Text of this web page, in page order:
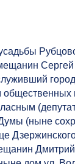
Сергей
(ныне
Дмитрий